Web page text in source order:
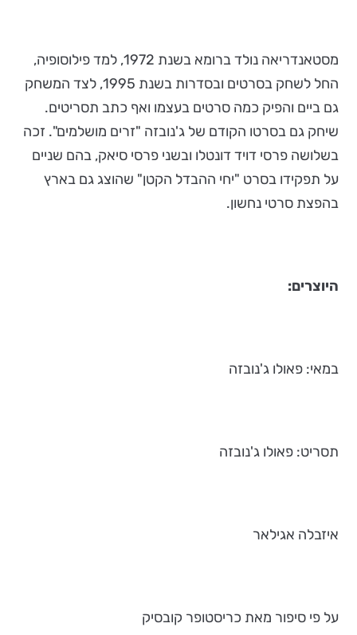
מסטאנדריאה נולד ברומא בשנת 1972, למד פילוסופיה,
החל לשחק בסרטים ובסדרות בשנת 1995, לצד המשחק
גם ביים והפיק כמה סרטים בעצמו ואף כתב תסריטים.
שיחק גם בסרטו הקודם של ג'נובזה "זרים מושלמים". זכה
בשלושה פרסי דויד דונטלו ובשני פרסי סיאק, בהם שניים
על תפקידו בסרט "יחי ההבדל הקטן" שהוצג גם בארץ
בהפצת סרטי נחשון.
היוצרים:
במאי: פאולו ג'נובזה
תסריט: פאולו ג'נובזה
איזבלה אגילאר
על פי סיפור מאת כריסטופר קובסיק